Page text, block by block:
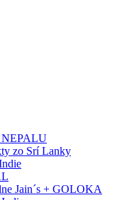
NEPALU
zo Srí Lanky
Jain´s + GOLOKA